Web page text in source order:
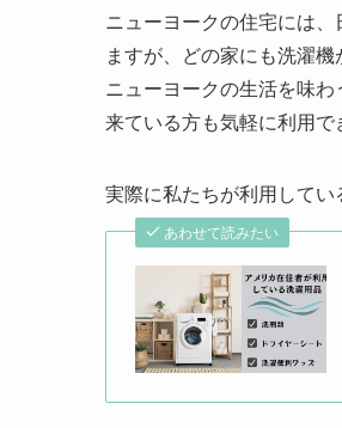
ニューヨークの住宅には
ますが、どの家にも洗濯機
ニューヨークの生活を味
来ている方も気軽に利用で
実際に私たちが利用してい
あわせて読みたい